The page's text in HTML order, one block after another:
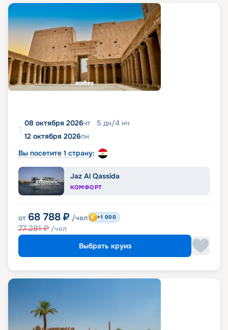
08 октября 2026чт 5 дн/4 нч
12 октября 2026пн
Вы посетите 1 страну:
Jaz Al Qassida
КОМФОРТ
от 68 788 ₽ /чел
77 281₽ /чел
+1 000
Выбрать круиз